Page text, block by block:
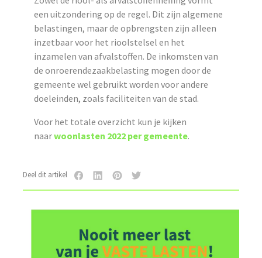
een uitzondering op de regel. Dit zijn algemene
belastingen, maar de opbrengsten zijn alleen
inzetbaar voor het rioolstelsel en het
inzamelen van afvalstoffen. De inkomsten van
de onroerendezaakbelasting mogen door de
gemeente wel gebruikt worden voor andere
doeleinden, zoals faciliteiten van de stad.
Voor het totale overzicht kun je kijken
naarwoonlasten 2022 per gemeente.
Deel dit artikel